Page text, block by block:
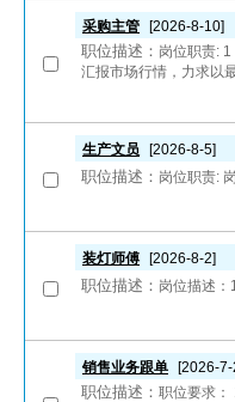
采购主管 [2026-8-10]
职位描述： 岗位职责:
汇报市场行情，力求以
生产文员 [2026-8-5]
职位描述： 岗位职责:
装灯师傅 [2026-8-2]
职位描述： 岗位描述
销售业务跟单 [2026-7-
职位描述： 职位要求：